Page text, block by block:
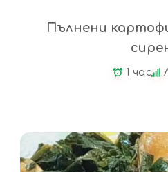
Пълнени
1 час